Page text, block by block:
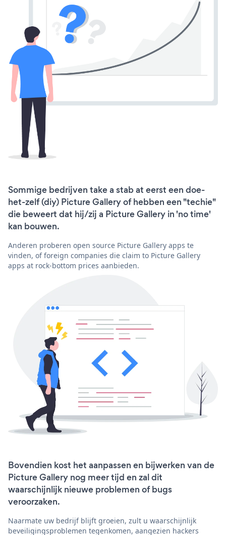
Sommige bedrijven take a stab at eerst een doe-
het-zelf (diy) Picture Gallery of hebben een "techie"
die beweert dat hij/zij a Picture Gallery in 'no time'
kan bouwen.
Anderen proberen open source Picture Gallery apps te
vinden, of foreign companies die claim to Picture Gallery
apps at rock-bottom prices aanbieden.
Bovendien kost het aanpassen en bijwerken van de
Picture Gallery nog meer tijd en zal dit
waarschijnlijk nieuwe problemen of bugs
veroorzaken.
Naarmate uw bedrijf blijft groeien, zult u waarschijnlijk
beveiligingsproblemen tegenkomen, aangezien hackers